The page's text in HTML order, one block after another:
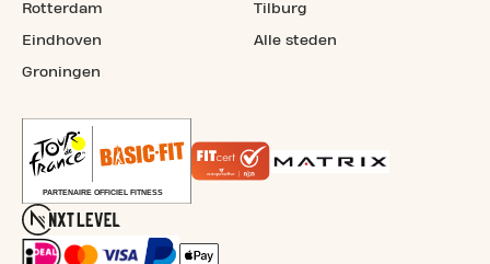
Rotterdam
Eindhoven
Groningen
Tilburg
Alle steden